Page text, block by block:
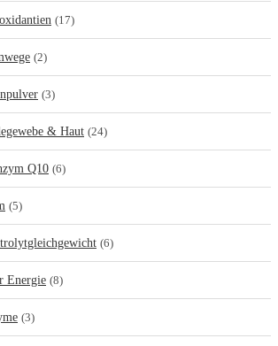
(17)
(2)
(3)
& Haut (24)
Q10 (6)
(5)
(6)
Energie (8)
(3)